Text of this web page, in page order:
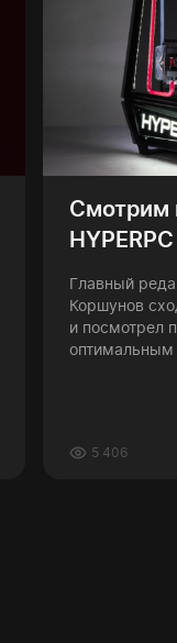
Смотрим
HYPERPC
Главный
Коршунов
и посмотрел
оптимальным
5 406